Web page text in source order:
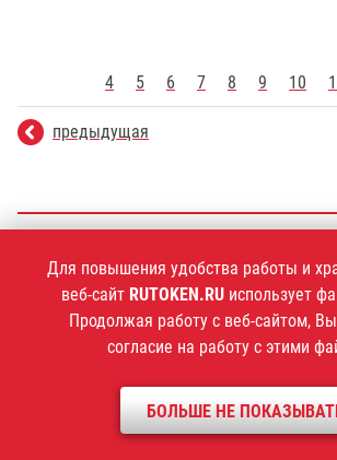
предыдущая
4 5 6 7 8 9 10
+7 (495)925-
1994–2026 ©Компания
Политика
Для повышения удобства работы и
веб-сайт RUTOKEN.RU использует
Продолжая работу с веб-сайтом,
согласие на работу с этими
БОЛЬШЕ НЕ